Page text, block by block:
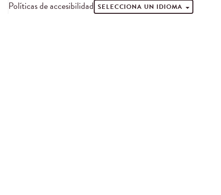
Políticas de accesibilidad SELECCIONA UN IDIOMA